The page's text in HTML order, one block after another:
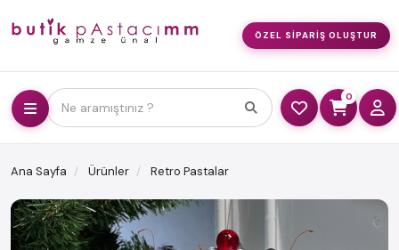
ÖZEL SIPARIŞ OLUŞTUR
Ne aramıştınız ?
0
Ana Sayfa Ürünler Retro Pastalar